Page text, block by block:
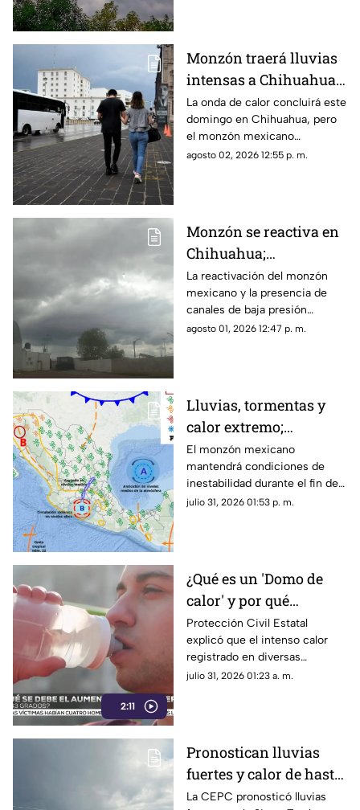
Monzón traerá lluvias
intensas a Chihuahua;
esta fecha termina la
onda de calor
La onda de calor concluirá este
domingo en Chihuahua, pero
el monzón mexicano
mantendrá lluvias fuertes,
agosto 02, 2026 12:55 p. m.
Monzón se reactiva en
Chihuahua;
pronostican lluvias,
fuertes vientos y
temperaturas de hasta
39°C
La reactivación del monzón
mexicano y la presencia de
canales de baja presión
provocarán lluvias, fuertes
agosto 01, 2026 12:47 p. m.
Lluvias, tormentas y
calor extremo;
pronóstico del clima
para el fin de semana
en Chihuahua
El monzón mexicano
mantendrá condiciones de
inestabilidad durante el fin de
semana en Chihuahua.
julio 31, 2026 01:53 p. m.
2:11
¿Qué es un 'Domo de
calor' y por qué
mantiene temperaturas
de hasta 43 grados en
Chihuahua?
Protección Civil Estatal
explicó que el intenso calor
registrado en diversas
regiones de Chihuahua se
julio 31, 2026 01:23 a. m.
Pronostican lluvias
fuertes y calor de hasta
42 grados en
La CEPC pronosticó lluvias